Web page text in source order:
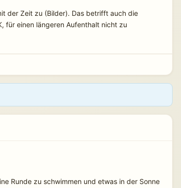
der Zeit zu (Bilder). Das betrifft auch die
für einen längeren Aufenthalt nicht zu
Runde zu schwimmen und etwas in der Sonne